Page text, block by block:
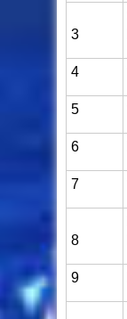
3
4
5
6
7
8
9